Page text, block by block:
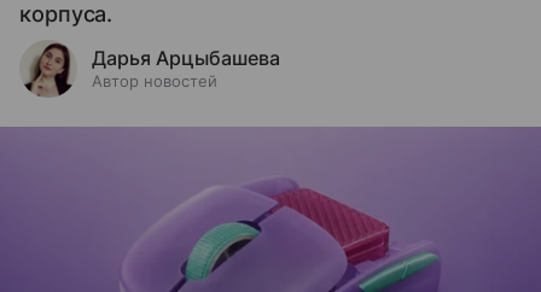
корпуса.
Дарья Арцыбашева
Автор новостей